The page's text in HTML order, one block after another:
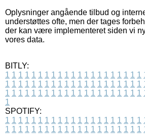
Oplysninger angående tilbud og
understøttes ofte, men der tages
der kan være implementeret siden vi
vores data.
BITLY:
1 1 1 1 1 1 1 1 1 1 1 1 1 1 1 1 1 1 1 1 1
1 1 1 1 1 1 1 1 1 1 1 1 1 1 1 1 1 1 1 1 1
1 1 1 1 1 1 1 1 1 1 1 1 1 1 1 1 1 1 1 1 1
1
SPOTIFY:
1 1 1 1 1 1 1 1 1 1 1 1 1 1 1 1 1 1 1 1 1
1 1 1 1 1 1 1 1 1 1 1 1 1 1 1 1 1 1 1 1 1